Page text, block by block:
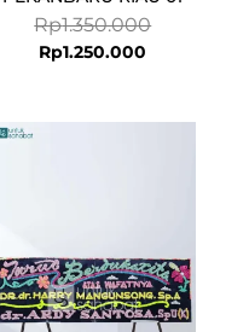
Rp1.350.000
Rp1.250.000